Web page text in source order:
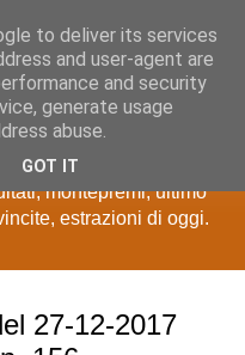
10 e lotto,
montepremi, ultimo
estrazioni di oggi.
27-12-2017
to deliver its services
and user-agent are
and security
generate usage
abuse.
GOT IT